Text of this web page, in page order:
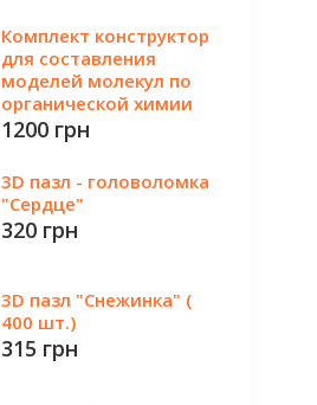
Комплект конструктор
для составления
моделей молекул по
органической химии
1200 грн
3D пазл - головоломка
"Сердце"
320 грн
3D пазл "Снежинка" (
400 шт.)
315 грн